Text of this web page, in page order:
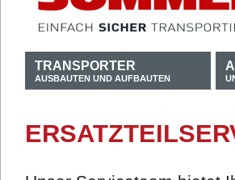
TRANSPORTER
AUSBAUTEN UND AUFBAUTEN